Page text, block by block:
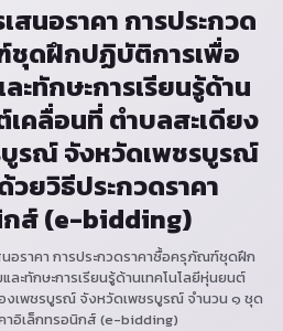
สนอราคา การประกวด
ชุดฝึกปฏิบัติการเพื่อ
ะทักษะการเรียนรู้ด้าน
คลื่อนที่ ตำบลสะเดียง
บูรณ์ จังหวัดเพชรบูรณ์
ยวิธีประกวดราคา
กส์ (e-bidding)
นอราคา การประกวดราคาซื้อครุภัณฑ์ชุดฝึก
ะทักษะการเรียนรู้ด้านเทคโนโลยีหุ่นยนต์
งเพชรบูรณ์ จังหวัดเพชรบูรณ์ จำนวน ๑ ชุด
าอิเล็กทรอนิกส์ (e-bidding)